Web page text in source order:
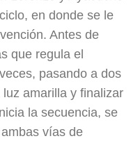
en donde se le
Antes de
que regula el
pasando a dos
amarilla y finalizar
la secuencia, se
vías de